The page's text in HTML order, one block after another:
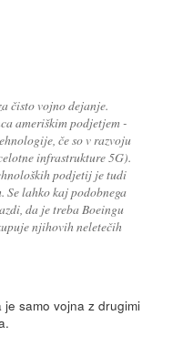
čisto vojno dejanje.
ameriškim podjetjem -
če so v razvoju
infrastrukture 5G).
podjetij je tudi
Se lahko kaj podobnega
da je treba Boeingu
njihovih neletečih
samo vojna z drugimi